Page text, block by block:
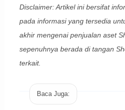
Disclaimer: Artikel ini bersifat
pada informasi yang tersedia
akhir mengenai penjualan aset
sepenuhnya berada di tangan
terkait.
Baca Juga: